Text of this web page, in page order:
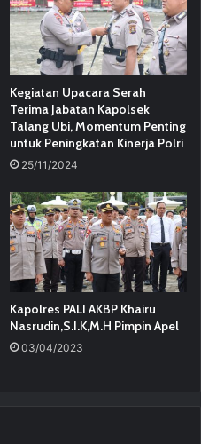
Kegiatan Upacara Serah
Terima Jabatan Kapolsek
Talang Ubi, Momentum Penting
untuk Peningkatan Kinerja Polri
25/11/2024
Kapolres PALI AKBP Khairu
Nasrudin,S.I.K,M.H Pimpin Apel
03/04/2023